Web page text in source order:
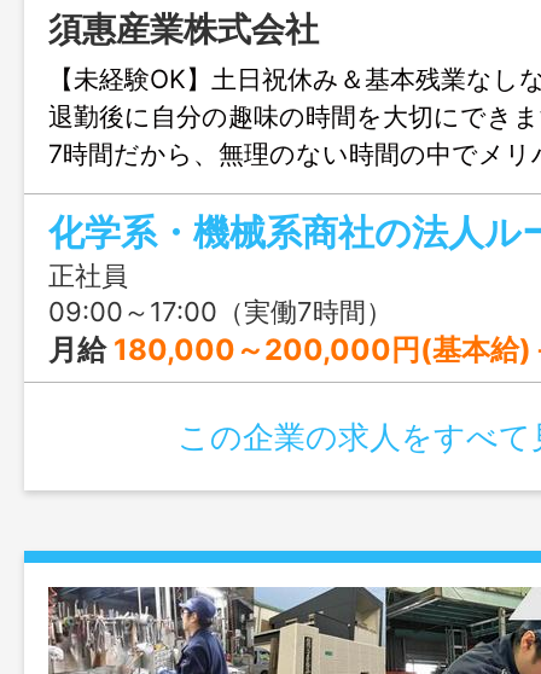
須惠産業株式会社
【未経験OK】土日祝休み＆基本残業なし
退勤後に自分の趣味の時間を大切にでき
7時間だから、無理のない時間の中でメ
務に取り組める環境です◎ワークライフ
にしたい方にこそ選んでほしい、ルート
す。
化学系・機械系商社の法人ル
正社員
09:00～17:00（実働7時間）
月給 180,000～200,000円(基本給)
この企業の求人をすべて